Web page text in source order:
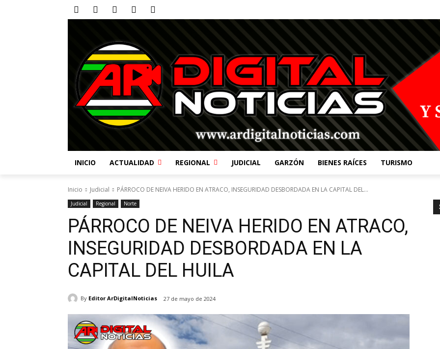
INICIO ACTUALIDAD REGIONAL JUDICIAL GARZÓN BIENES RAÍCES TURISMO
Inicio Judicial PÁRROCO DE NEIVA HERIDO EN ATRACO, INSEGURIDAD DESBORDADA EN LA CAPITAL DEL...
Judicial Regional Norte
PÁRROCO DE NEIVA HERIDO EN ATRACO,
INSEGURIDAD DESBORDADA EN LA
CAPITAL DEL HUILA
By Editor ArDigitalNoticias 27 de mayo de 2024